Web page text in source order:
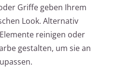
Griffe geben Ihrem
Look. Alternativ
reinigen oder
gestalten, um sie an